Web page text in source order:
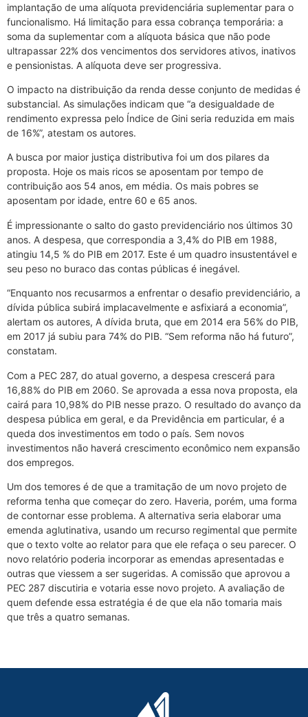
implantação de uma alíquota previdenciária suplementar para o
funcionalismo. Há limitação para essa cobrança temporária: a
soma da suplementar com a alíquota básica que não pode
ultrapassar 22% dos vencimentos dos servidores ativos, inativos
e pensionistas. A alíquota deve ser progressiva.
O impacto na distribuição da renda desse conjunto de medidas é
substancial. As simulações indicam que “a desigualdade de
rendimento expressa pelo Índice de Gini seria reduzida em mais
de 16%”, atestam os autores.
A busca por maior justiça distributiva foi um dos pilares da
proposta. Hoje os mais ricos se aposentam por tempo de
contribuição aos 54 anos, em média. Os mais pobres se
aposentam por idade, entre 60 e 65 anos.
É impressionante o salto do gasto previdenciário nos últimos 30
anos. A despesa, que correspondia a 3,4% do PIB em 1988,
atingiu 14,5 % do PIB em 2017. Este é um quadro insustentável e
seu peso no buraco das contas públicas é inegável.
“Enquanto nos recusarmos a enfrentar o desafio previdenciário, a
dívida pública subirá implacavelmente e asfixiará a economia”,
alertam os autores, A dívida bruta, que em 2014 era 56% do PIB,
em 2017 já subiu para 74% do PIB. “Sem reforma não há futuro”,
constatam.
Com a PEC 287, do atual governo, a despesa crescerá para
16,88% do PIB em 2060. Se aprovada a essa nova proposta, ela
cairá para 10,98% do PIB nesse prazo. O resultado do avanço da
despesa pública em geral, e da Previdência em particular, é a
queda dos investimentos em todo o país. Sem novos
investimentos não haverá crescimento econômico nem expansão
dos empregos.
Um dos temores é de que a tramitação de um novo projeto de
reforma tenha que começar do zero. Haveria, porém, uma forma
de contornar esse problema. A alternativa seria elaborar uma
emenda aglutinativa, usando um recurso regimental que permite
que o texto volte ao relator para que ele refaça o seu parecer. O
novo relatório poderia incorporar as emendas apresentadas e
outras que viessem a ser sugeridas. A comissão que aprovou a
PEC 287 discutiria e votaria esse novo projeto. A avaliação de
quem defende essa estratégia é de que ela não tomaria mais
que três a quatro semanas.